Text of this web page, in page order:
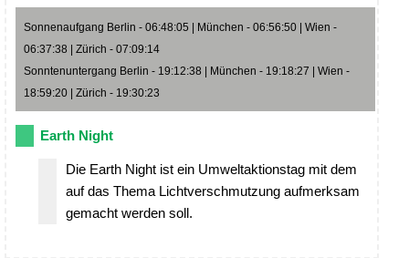
Sonnenaufgang Berlin - 06:48:05 | München - 06:56:50 | Wien -
06:37:38 | Zürich - 07:09:14
Sonntenuntergang Berlin - 19:12:38 | München - 19:18:27 | Wien -
18:59:20 | Zürich - 19:30:23
Earth Night
Die Earth Night ist ein Umweltaktionstag mit dem
auf das Thema Lichtverschmutzung aufmerksam
gemacht werden soll.